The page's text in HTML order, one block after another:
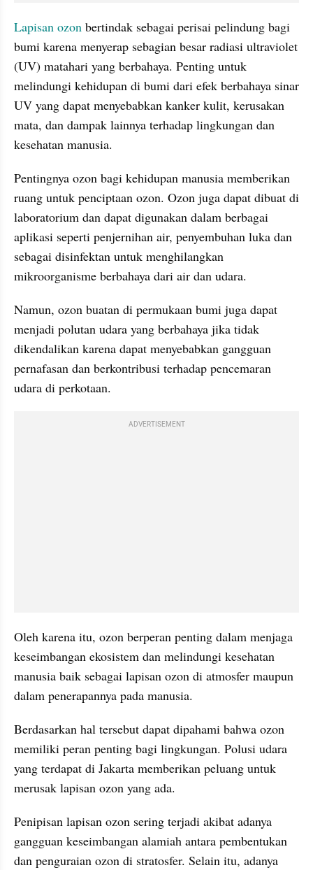
Lapisan ozon bertindak sebagai perisai pelindung bagi
bumi karena menyerap sebagian besar radiasi ultraviolet
(UV) matahari yang berbahaya. Penting untuk
melindungi kehidupan di bumi dari efek berbahaya sinar
UV yang dapat menyebabkan kanker kulit, kerusakan
mata, dan dampak lainnya terhadap lingkungan dan
kesehatan manusia.
Pentingnya ozon bagi kehidupan manusia memberikan
ruang untuk penciptaan ozon. Ozon juga dapat dibuat di
laboratorium dan dapat digunakan dalam berbagai
aplikasi seperti penjernihan air, penyembuhan luka dan
sebagai disinfektan untuk menghilangkan
mikroorganisme berbahaya dari air dan udara.
Namun, ozon buatan di permukaan bumi juga dapat
menjadi polutan udara yang berbahaya jika tidak
dikendalikan karena dapat menyebabkan gangguan
pernafasan dan berkontribusi terhadap pencemaran
udara di perkotaan.
ADVERTISEMENT
Oleh karena itu, ozon berperan penting dalam menjaga
keseimbangan ekosistem dan melindungi kesehatan
manusia baik sebagai lapisan ozon di atmosfer maupun
dalam penerapannya pada manusia.
Berdasarkan hal tersebut dapat dipahami bahwa ozon
memiliki peran penting bagi lingkungan. Polusi udara
yang terdapat di Jakarta memberikan peluang untuk
merusak lapisan ozon yang ada.
Penipisan lapisan ozon sering terjadi akibat adanya
gangguan keseimbangan alamiah antara pembentukan
dan penguraian ozon di stratosfer. Selain itu, adanya